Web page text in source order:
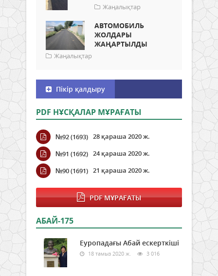
Жаңалықтар
АВТОМОБИЛЬ
ЖОЛДАРЫ
ЖАҢАРТЫЛДЫ
Жаңалықтар
Пікір қалдыру
PDF НҰСҚАЛАР МҰРАҒАТЫ
№92 (1693) 28 қараша 2020 ж.
№91 (1692) 24 қараша 2020 ж.
№90 (1691) 21 қараша 2020 ж.
PDF МҰРАҒАТЫ
АБАЙ-175
Еуропадағы Абай ескерткіші
18 тамыз 2020 ж. 3 016